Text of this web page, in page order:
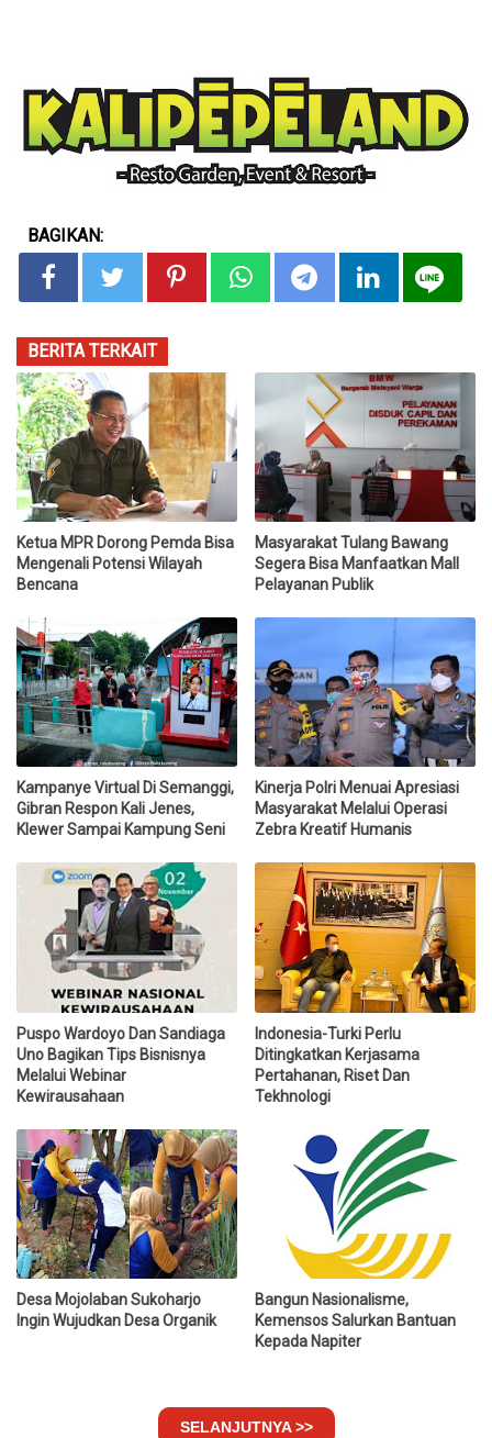
BAGIKAN:
BERITA TERKAIT
Ketua MPR Dorong Pemda Bisa
Mengenali Potensi Wilayah
Bencana
Masyarakat Tulang Bawang
Segera Bisa Manfaatkan Mall
Pelayanan Publik
Kampanye Virtual Di Semanggi,
Gibran Respon Kali Jenes,
Klewer Sampai Kampung Seni
Kinerja Polri Menuai Apresiasi
Masyarakat Melalui Operasi
Zebra Kreatif Humanis
Puspo Wardoyo Dan Sandiaga
Uno Bagikan Tips Bisnisnya
Melalui Webinar
Kewirausahaan
Indonesia-Turki Perlu
Ditingkatkan Kerjasama
Pertahanan, Riset Dan
Tekhnologi
Desa Mojolaban Sukoharjo
Ingin Wujudkan Desa Organik
Bangun Nasionalisme,
Kemensos Salurkan Bantuan
Kepada Napiter
SELANJUTNYA >>